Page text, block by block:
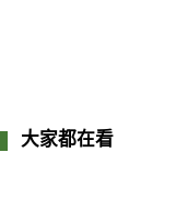
大家都在看